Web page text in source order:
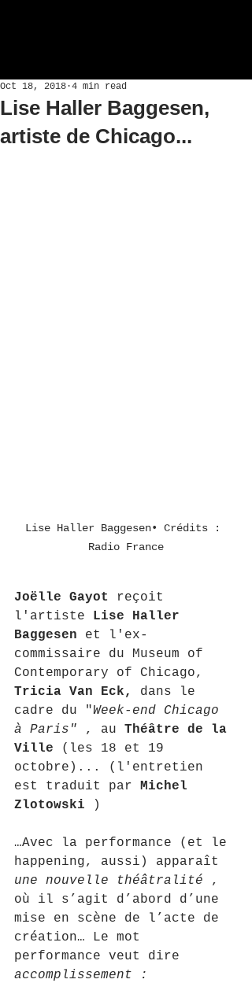
Lise Haller Baggesen,
artiste de Chicago...
Oct 18, 2018 4 min read
Lise Haller Baggesen• Crédits :
Radio France
Joëlle Gayot
reçoit
l'artiste
Lise Haller
Baggesen et l'ex-
commissaire du Museum of
Contemporary of Chicago,
Tricia Van Eck,
dans le
cadre du "Week-end Chicago
à Paris" , au Théâtre de la
Ville (les 18 et 19
octobre)... (l'entretien
est traduit par
Michel
Zlotowski )
…Avec la performance (et le
happening, aussi) apparaît
une nouvelle théâtralité ,
où il s’agit d’abord d’une
mise en scène de l’acte de
création… Le mot
performance veut dire
accomplissement :